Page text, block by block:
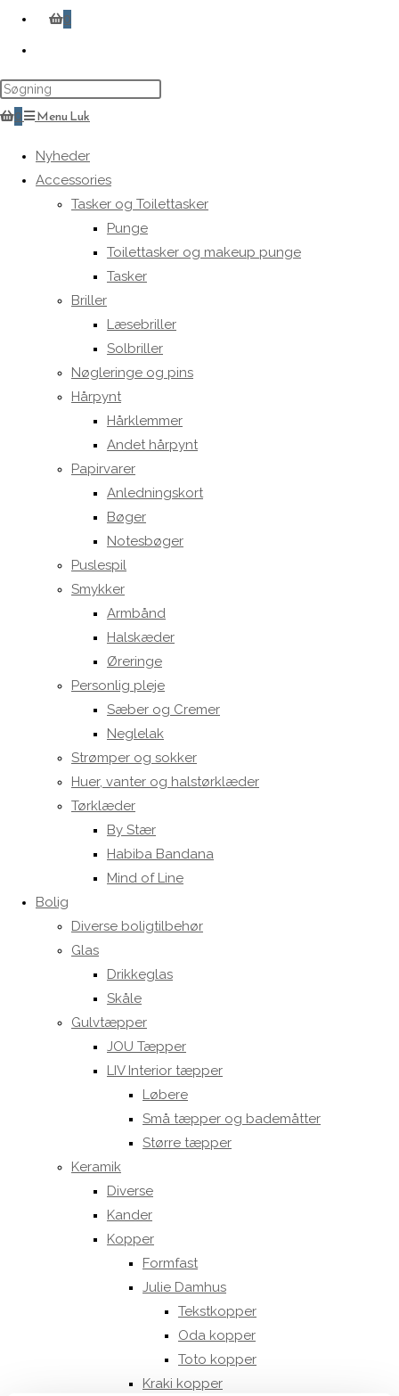
0
website
search
0 MenuLuk
Nyheder
Accessories
Tasker og Toilettasker
Punge
Toilettasker og makeup punge
Tasker
Briller
Læsebriller
Solbriller
Nøgleringe og pins
Hårpynt
Hårklemmer
Andet hårpynt
Papirvarer
Anledningskort
Bøger
Notesbøger
Puslespil
Smykker
Armbånd
Halskæder
Øreringe
Personlig pleje
Sæber og Cremer
Neglelak
Strømper og sokker
Huer, vanter og halstørklæder
Tørklæder
By Stær
Habiba Bandana
Mind of Line
Bolig
Diverse boligtilbehør
Glas
Drikkeglas
Skåle
Gulvtæpper
JOU Tæpper
LIV Interior tæpper
Løbere
Små tæpper og bademåtter
Større tæpper
Keramik
Diverse
Kander
Kopper
Formfast
Julie Damhus
Tekstkopper
Oda kopper
Toto kopper
Kraki kopper